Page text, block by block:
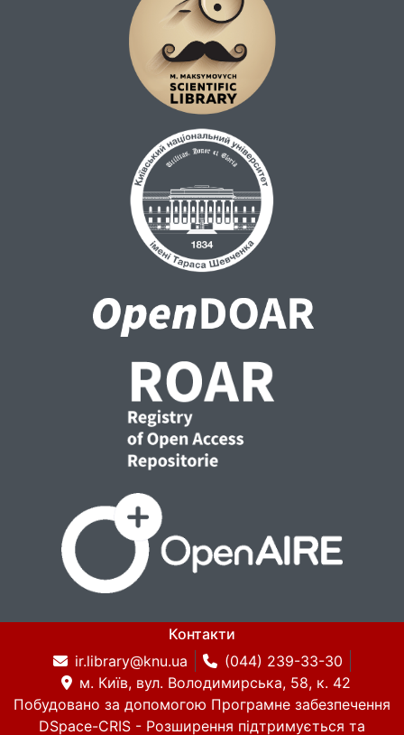
Контакти
ir.library@knu.ua
(044) 239-33-30
м. Київ, вул. Володимирська, 58, к. 42
Побудовано за допомогою Програмне забезпечення
DSpace-CRIS - Розширення підтримується та